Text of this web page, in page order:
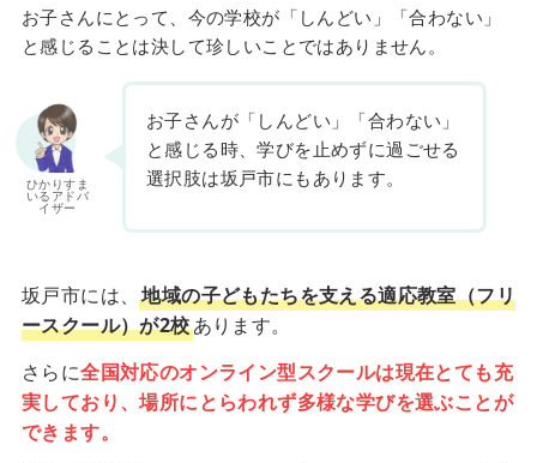
お子さんにとって、今の学校が「しんどい」「合わない」
と感じることは決して珍しいことではありません。
ひかりすま
いるアドバ
イザー
お子さんが「しんどい」「合わない」
と感じる時、学びを止めずに過ごせる
選択肢は坂戸市にもあります。
坂戸市には、地域の子どもたちを支える適応教室（フリ
ースクール）が2校あります。
さらに全国対応のオンライン型スクールは現在とても充
実しており、場所にとらわれず多様な学びを選ぶことが
できます。